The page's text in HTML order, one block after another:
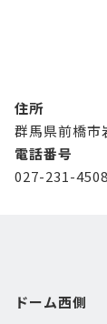
住所
群馬県前橋市
電話番号
027-231-4508
ドーム西側